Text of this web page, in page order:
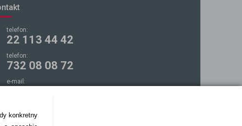
konkretny
telefon:
22 113 44 42
telefon:
732 08 08 72
e-mail: